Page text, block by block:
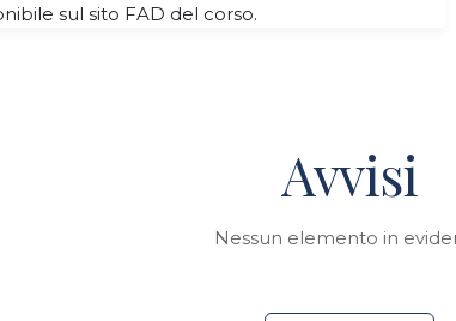
sul sito FAD del corso.
Avvisi
Nessun elemento in